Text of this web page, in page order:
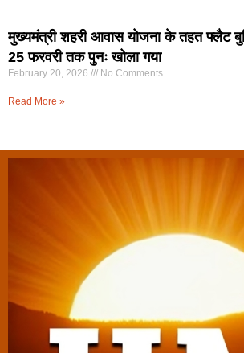
मुख्यमंत्री शहरी आवास योजना के तहत फ्लैट
25 फरवरी तक पुनः खोला गया
February 20, 2026 No Comments
Read More »